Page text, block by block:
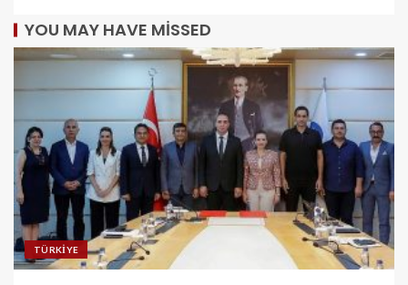
YOU MAY HAVE MISSED
TÜRKIYE